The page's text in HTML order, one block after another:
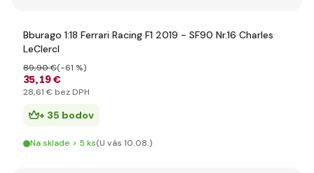
Bburago 1:18 Ferrari Racing F1 2019 - SF90 Nr.16 Charles
LeClercl
35,19 €
89,90 €(-61 %)
28,61 € bez DPH
+ 35 bodov
Na sklade > 5 ks(U vás 10.08.)